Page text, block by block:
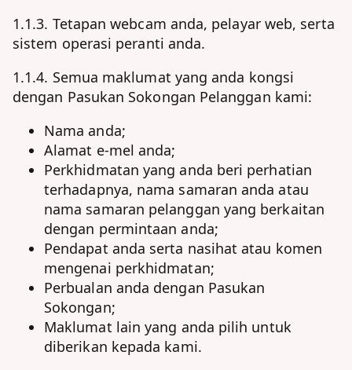
1.1.3. Tetapan webcam anda, pelayar web, serta
sistem operasi peranti anda.
1.1.4. Semua maklumat yang anda kongsi
dengan Pasukan Sokongan Pelanggan kami:
Nama anda;
Alamat e-mel anda;
Perkhidmatan yang anda beri perhatian
terhadapnya, nama samaran anda atau
nama samaran pelanggan yang berkaitan
dengan permintaan anda;
Pendapat anda serta nasihat atau komen
mengenai perkhidmatan;
Perbualan anda dengan Pasukan
Sokongan;
Maklumat lain yang anda pilih untuk
diberikan kepada kami.